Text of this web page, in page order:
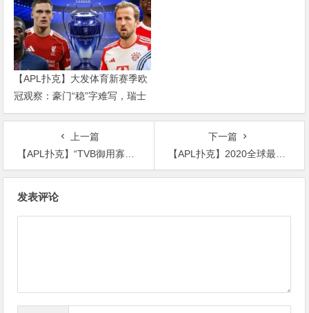
【APL扑克】大发体育新赛季欧
冠观察：豪门“稳”字难写，瑞士
轮赛制让每一场都变成生死
上一篇
【APL扑克】“TVB御用寡妇”，杨怡姐姐打败佘诗曼张柏芝成最美港星
下一篇
【APL扑克】2020全球最美女性评选靠谱吗？杨颖未上榜热巴刘亦菲排名靠后
发表评论